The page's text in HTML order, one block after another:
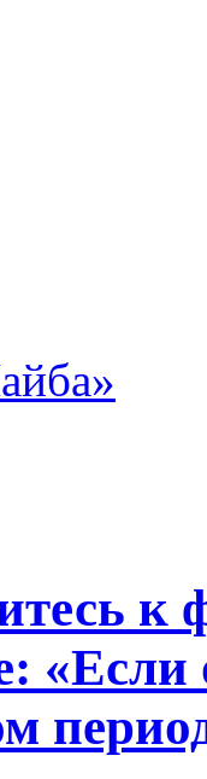
к
«Если